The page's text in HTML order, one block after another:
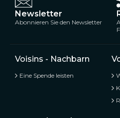
Newsletter
Abonnieren Sie den Newsletter
Voisins - Nachbarn
Eine Spende leisten